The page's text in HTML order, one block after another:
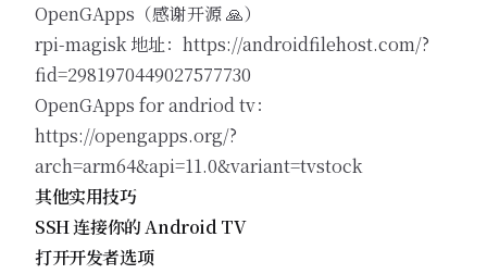
OpenGApps（感谢开源 🙏）
rpi-magisk 地址： https://androidfilehost.com/?
fid=2981970449027577730
OpenGApps for andriod tv：
https://opengapps.org/?
arch=arm64&api=11.0&variant=tvstock
其他实用技巧
SSH 连接你的 Android TV
打开开发者选项